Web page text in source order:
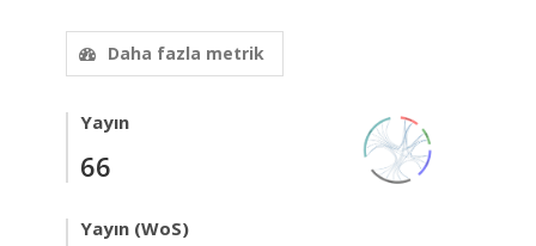
Daha fazla metrik
Yayın
66
Yayın (WoS)